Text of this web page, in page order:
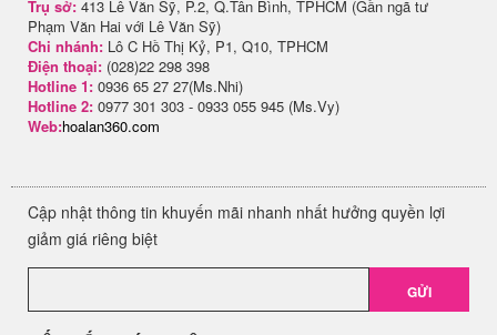
Trụ sở: 413 Lê Văn Sỹ, P.2, Q.Tân Bình, TPHCM (Gần ngã tư
Phạm Văn Hai với Lê Văn Sỹ)
Chi nhánh: Lô C Hồ Thị Kỷ, P1, Q10, TPHCM
Điện thoại: (028)22 298 398
Hotline 1: 0936 65 27 27(Ms.Nhi)
Hotline 2: 0977 301 303 - 0933 055 945 (Ms.Vy)
Web:hoalan360.com
Cập nhật thông tin khuyến mãi nhanh nhất hưởng quyền lợi
giảm giá riêng biệt
GỬI